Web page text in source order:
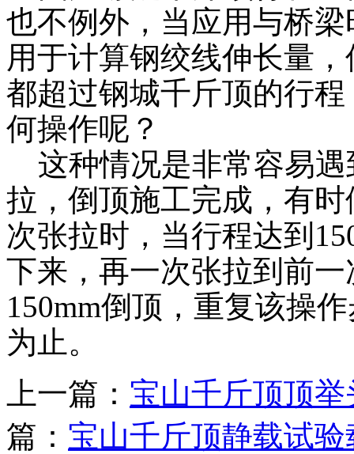
也不例外，当应用与桥
用于计算钢绞线伸长量
都超过钢城千斤顶的行
何操作呢？
这种情况是非常容易遇
拉，倒顶施工完成，有
次张拉时，当行程达到
下来，再一次张拉到前
150mm倒顶，重复该操
为止。
上一篇： 宝山千斤顶顶
篇： 宝山千斤顶静载试